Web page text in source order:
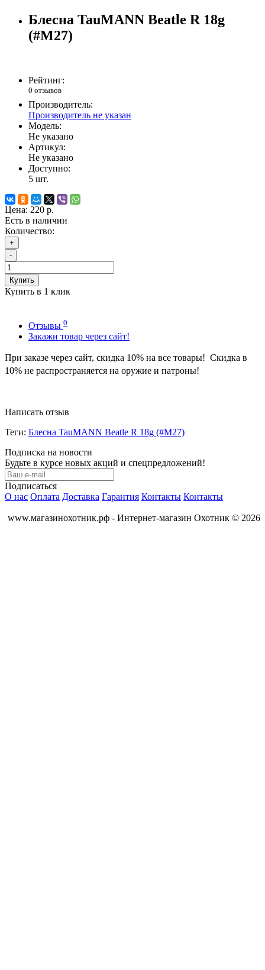
Блесна TauMANN Beatle R 18g
(#M27)
Рейтинг:
0 отзывов
Производитель:
Производитель не указан
Модель:
Не указано
Артикул:
Не указано
Доступно:
5 шт.
Цена: 220 р.
Есть в наличии
Количество:
+
-
Купить
Купить в 1 клик
Отзывы 0
Закажи товар через сайт!
При заказе через сайт, скидка 10% на все товары! Скидка в
10% не распространяется на оружие и патроны!
Написать отзыв
Теги: Блесна TauMANN Beatle R 18g (#M27)
Подписка на новости
Будьте в курсе новых акций и спецпредложений!
Подписаться
О нас Оплата Доставка Гарантия Контакты Контакты
www.магазинохотник.рф - Интернет-магазин Охотник © 2026